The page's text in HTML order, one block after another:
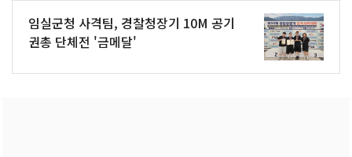
임실군청 사격팀, 경찰청장기 10M 공기
권총 단체전 '금메달'